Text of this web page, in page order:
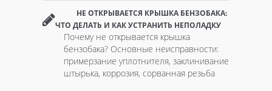
НЕ ОТКРЫВАЕТСЯ КРЫШКА БЕНЗОБАКА:
ЧТО ДЕЛАТЬ И КАК УСТРАНИТЬ НЕПОЛАДКУ
Почему не открывается крышка
бензобака? Основные неисправности:
примерзание уплотнителя, заклинивание
штырька, коррозия, сорванная резьба